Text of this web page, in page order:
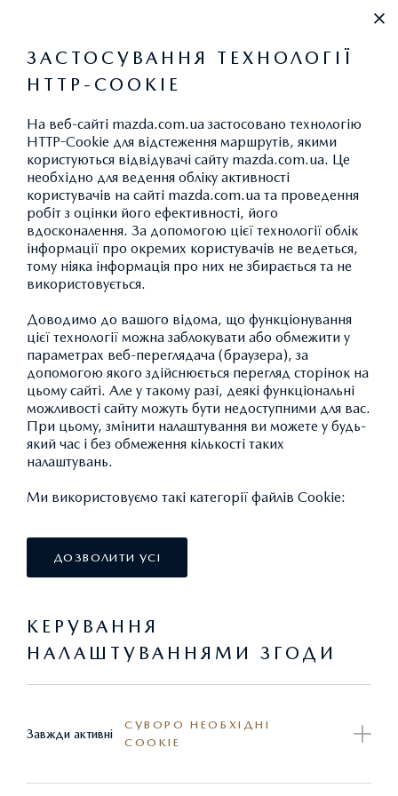
ВАКАНСІЇ
ВАКАНСІЇ
ВАКАНСІЇ
Я ХОЧУ:
ЗАСТОСУВАННЯ ТЕХНОЛОГІЇ
HTTP-COOKIE
На веб-сайті mazda.com.ua застосовано технологію
HTTP-Cookie для відстеження маршрутів, якими
користуються відвідувачі сайту mazda.com.ua. Це
необхідно для ведення обліку активності
користувачів на сайті mazda.com.ua та проведення
робіт з оцінки його ефективності, його
вдосконалення. За допомогою цієї технології облік
інформації про окремих користувачів не ведеться,
тому ніяка інформація про них не збирається та не
використовується.
Доводимо до вашого відома, що функціонування
цієї технології можна заблокувати або обмежити у
параметрах веб-переглядача (браузера), за
допомогою якого здійснюється перегляд сторінок на
цьому сайті. Але у такому разі, деякі функціональні
можливості сайту можуть бути недоступними для вас.
При цьому, змінити налаштування ви можете у будь-
який час і без обмеження кількості таких
налаштувань.
Ми використовуємо такі категорії файлів Cookie:
ДОЗВОЛИТИ УСІ
КЕРУВАННЯ
НАЛАШТУВАННЯМИ ЗГОДИ
Завжди активні
СУВОРО НЕОБХІДНІ
COOKIE